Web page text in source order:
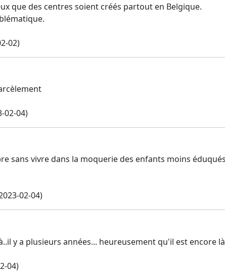
que des centres soient créés partout en Belgique.
02)
02-04)
sans vivre dans la moquerie des enfants moins
02-04)
y a plusieurs années... heureusement qu'il est encore là
04)